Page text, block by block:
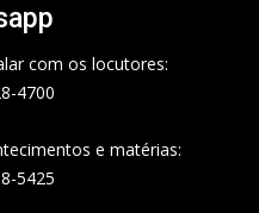
com os locutores:
4700
e matérias:
5425